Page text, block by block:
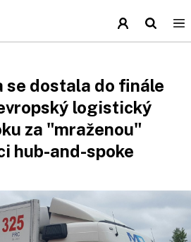
se dostala do finále
logistický
za "mraženou"
hub-and-spoke